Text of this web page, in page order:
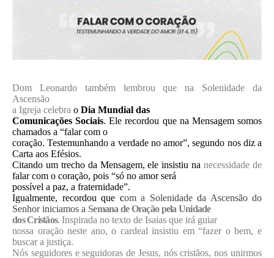
Dom Leonardo também lembrou que na Solenidade da
Ascensão
a Igreja celebra o Dia Mundial das
Comunicações Sociais. Ele recordou que na Mensagem somos
chamados a “falar com o
coração. Testemunhando a verdade no amor”, segundo nos diz a
Carta aos Efésios.
Citando um trecho da Mensagem, ele insistiu na necessidade de
falar com o coração, pois “só no amor será
possível a paz, a fraternidade”.
Igualmente, recordou que com a Solenidade da Ascensão do
Senhor iniciamos a Semana de Oração pela Unidade
dos Cristãos. Inspirada no texto de Isaias que irá guiar
nossa oração neste ano, o cardeal insistiu em “fazer o bem, e
buscar a justiça.
Nós seguidores e seguidoras de Jesus, nós cristãos, nos unirmos